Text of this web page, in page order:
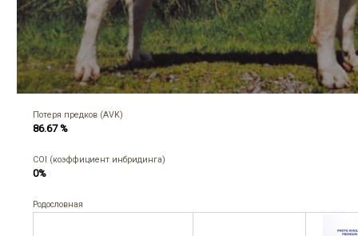
Потеря предков (AVK)
86.67 %
COI (коэффициент инбридинга)
0%
Родословная